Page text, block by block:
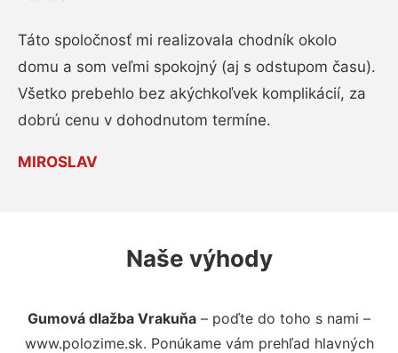
Táto spoločnosť mi realizovala chodník okolo
domu a som veľmi spokojný (aj s odstupom času).
Všetko prebehlo bez akýchkoľvek komplikácií, za
dobrú cenu v dohodnutom termíne.
MIROSLAV
Naše výhody
Gumová dlažba Vrakuňa – poďte do toho s nami –
www.polozime.sk. Ponúkame vám prehľad hlavných